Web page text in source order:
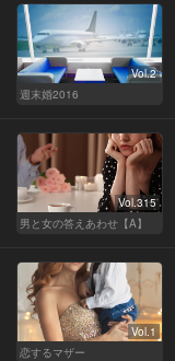
Vol.2
週末婚2016
Vol.315
男と女の答えあわせ【A】
Vol.1
恋するマザー